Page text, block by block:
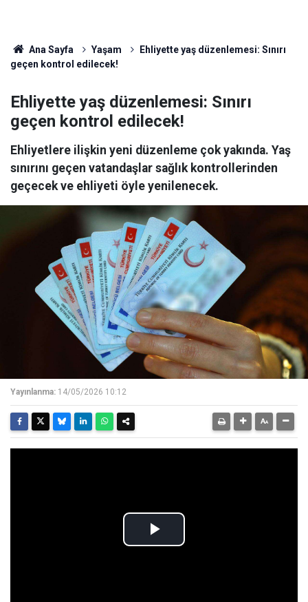
Ana Sayfa Yaşam
Ehliyette yaş düzenlemesi: Sınırı
geçen kontrol edilecek!
Ehliyette yaş düzenlemesi: Sınırı
geçen kontrol edilecek!
Ehliyetlere ilişkin yeni düzenleme çok yakında. Yaş
sınırını geçen vatandaşlar sağlık kontrollerinden
geçecek ve ehliyeti öyle yenilenecek.
Yayınlanma: 14/05/2026 10:12